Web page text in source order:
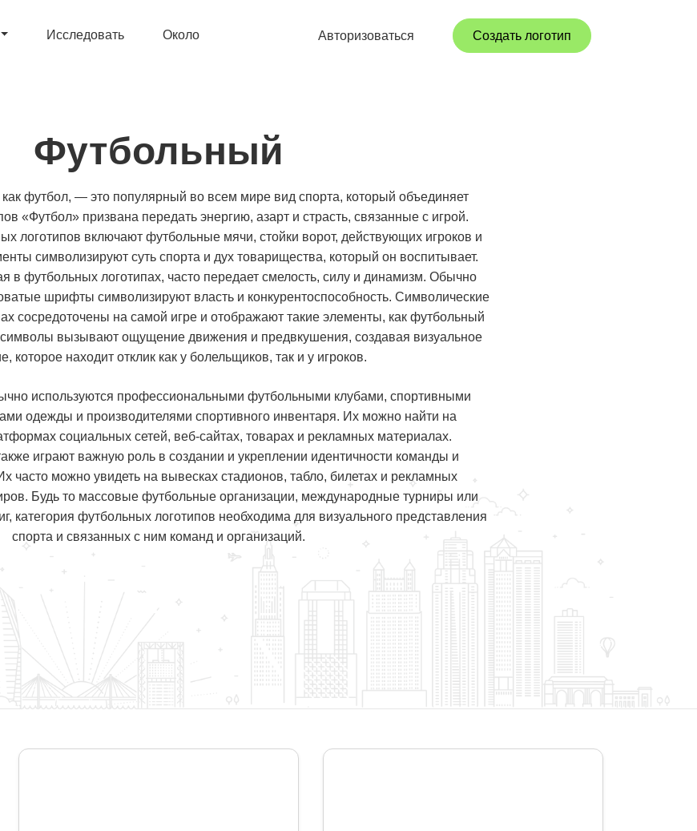
Исследовать Около Авторизоваться Создать логотип
Футбольный
футбол, — это популярный во всем мире вид спорта, который объединяет
«Футбол» призвана передать энергию, азарт и страсть, связанные с игрой.
логотипов включают футбольные мячи, стойки ворот, действующих игроков и
символизируют суть спорта и дух товарищества, который он воспитывает.
в футбольных логотипах, часто передает смелость, силу и динамизм. Обычно
шрифты символизируют власть и конкурентоспособность. Символические
сосредоточены на самой игре и отображают такие элементы, как футбольный
символы вызывают ощущение движения и предвкушения, создавая визуальное
которое находит отклик как у болельщиков, так и у игроков.
используются профессиональными футбольными клубами, спортивными
одежды и производителями спортивного инвентаря. Их можно найти на
социальных сетей, веб-сайтах, товарах и рекламных материалах.
играют важную роль в создании и укреплении идентичности команды и
часто можно увидеть на вывесках стадионов, табло, билетах и рекламных
Будь то массовые футбольные организации, международные турниры или
категория футбольных логотипов необходима для визуального представления
спорта и связанных с ним команд и организаций.